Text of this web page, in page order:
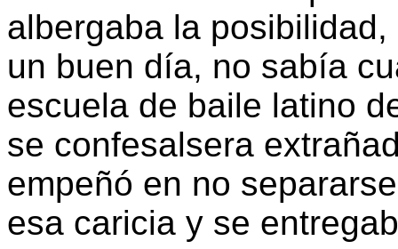
albergaba la
un buen día, no sabía
escuela de baile latino
se confesalsera
empeñó en no
esa caricia y se